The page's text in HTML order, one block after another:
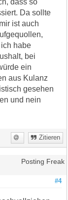
Da sollte
ist auch
habe
bei
ein
aus Kulanz
gesehen
und nein
Zitieren
Posting Freak
#4